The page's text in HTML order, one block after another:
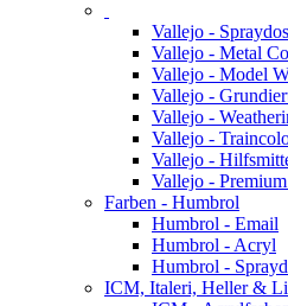
Vallejo -
Vallejo - Metal
Vallejo - Model
Vallejo -
Vallejo -
Vallejo -
Vallejo -
Vallejo -
Farben - Humbrol
Humbrol - Email
Humbrol - Acryl
Humbrol -
ICM, Italeri, Heller &